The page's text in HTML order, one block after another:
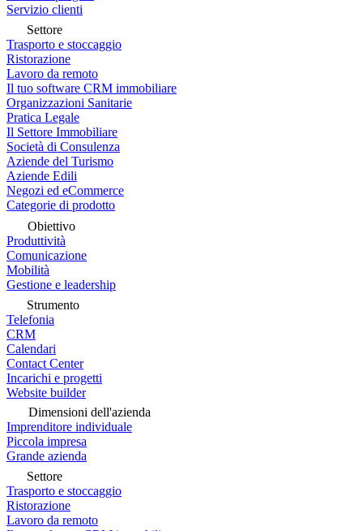
Servizio clienti
Settore
Trasporto e stoccaggio
Ristorazione
Lavoro da remoto
Il tuo software CRM immobiliare
Organizzazioni Sanitarie
Pratica Legale
Il Settore Immobiliare
Società di Consulenza
Aziende del Turismo
Aziende Edili
Negozi ed eCommerce
Categorie di prodotto
Obiettivo
Produttività
Comunicazione
Mobilità
Gestione e leadership
Strumento
Telefonia
CRM
Calendari
Contact Center
Incarichi e progetti
Website builder
Dimensioni dell'azienda
Imprenditore individuale
Piccola impresa
Grande azienda
Settore
Trasporto e stoccaggio
Ristorazione
Lavoro da remoto